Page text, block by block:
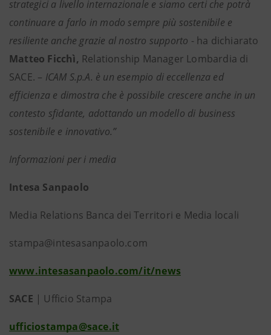
strategici a livello internazionale e siamo certi che potrà
continuare a farlo in modo sempre più sostenibile e
resiliente anche grazie al nostro supporto - ha dichiarato
Matteo Ficchì, Relationship Manager Lombardia di
SACE. – ICAM S.p.A. è un esempio di eccellenza ed
efficienza e dimostra che è possibile crescere anche in un
contesto sfidante, adottando un modello di business
sostenibile e innovativo.”
Informazioni per i media
Intesa Sanpaolo
Media Relations Banca dei Territori e Media locali
stampa@intesasanpaolo.com
www.intesasanpaolo.com/it/news
SACE | Ufficio Stampa
ufficiostampa@sace.it